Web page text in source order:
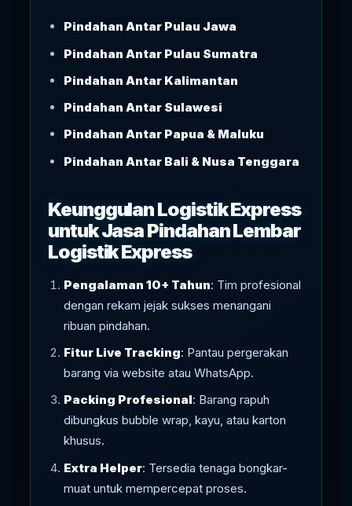
Pindahan Antar Pulau Jawa
Pindahan Antar Pulau Sumatra
Pindahan Antar Kalimantan
Pindahan Antar Sulawesi
Pindahan Antar Papua & Maluku
Pindahan Antar Bali & Nusa Tenggara
Keunggulan Logistik Express
untuk Jasa Pindahan Lembar
Logistik Express
Pengalaman 10+ Tahun: Tim profesional
dengan rekam jejak sukses menangani
ribuan pindahan.
Fitur Live Tracking: Pantau pergerakan
barang via website atau WhatsApp.
Packing Profesional: Barang rapuh
dibungkus bubble wrap, kayu, atau karton
khusus.
Extra Helper: Tersedia tenaga bongkar-
muat untuk mempercepat proses.